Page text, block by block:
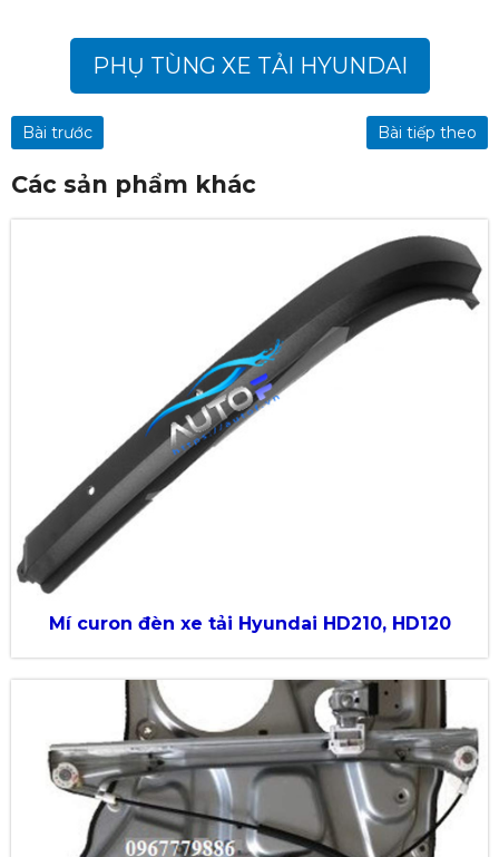
PHỤ TÙNG XE TẢI HYUNDAI
Bài trước Bài tiếp theo
Các sản phẩm khác
Mí curon đèn xe tải Hyundai HD210, HD120